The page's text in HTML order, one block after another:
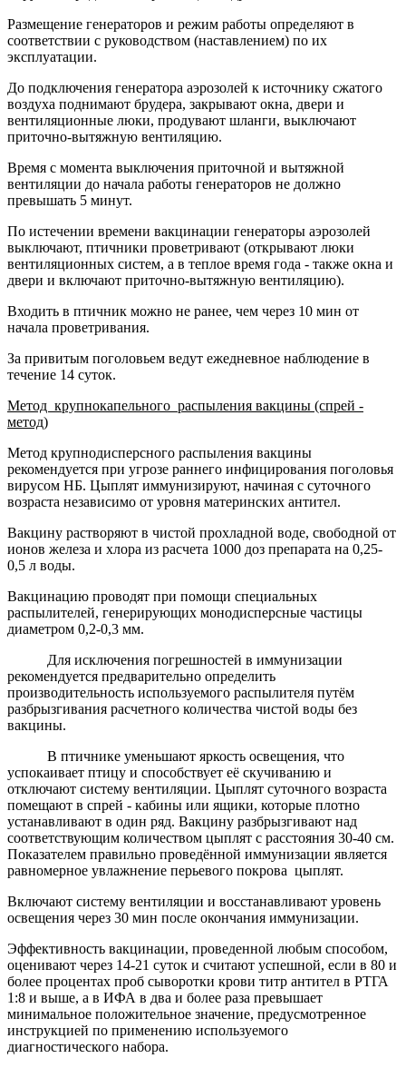
Размещение генераторов и режим работы определяют в
соответствии с руководством (наставлением) по их
эксплуатации.
До подключения генератора аэрозолей к источнику сжатого
воздуха поднимают брудера, закрывают окна, двери и
вентиляционные люки, продувают шланги, выключают
приточно-вытяжную вентиляцию.
Время с момента выключения приточной и вытяжной
вентиляции до начала работы генераторов не должно
превышать 5 минут.
По истечении времени вакцинации генераторы аэрозолей
выключают, птичники проветривают (открывают люки
вентиляционных систем, а в теплое время года - также окна и
двери и включают приточно-вытяжную вентиляцию).
Входить в птичник можно не ранее, чем через 10 мин от
начала проветривания.
За привитым поголовьем ведут ежедневное наблюдение в
течение 14 суток.
Метод крупнокапельного распыления вакцины (спрей -
метод)
Метод крупнодисперсного распыления вакцины
рекомендуется при угрозе раннего инфицирования поголовья
вирусом НБ. Цыплят иммунизируют, начиная с суточного
возраста независимо от уровня материнских антител.
Вакцину растворяют в чистой прохладной воде, свободной от
ионов железа и хлора из расчета 1000 доз препарата на 0,25-
0,5 л воды.
Вакцинацию проводят при помощи специальных
распылителей, генерирующих монодисперсные частицы
диаметром 0,2-0,3 мм.
Для исключения погрешностей в иммунизации
рекомендуется предварительно определить
производительность используемого распылителя путём
разбрызгивания расчетного количества чистой воды без
вакцины.
В птичнике уменьшают яркость освещения, что
успокаивает птицу и способствует её скучиванию и
отключают систему вентиляции. Цыплят суточного возраста
помещают в спрей - кабины или ящики, которые плотно
устанавливают в один ряд. Вакцину разбрызгивают над
соответствующим количеством цыплят с расстояния 30-40 см.
Показателем правильно проведённой иммунизации является
равномерное увлажнение перьевого покрова цыплят.
Включают систему вентиляции и восстанавливают уровень
освещения через 30 мин после окончания иммунизации.
Эффективность вакцинации, проведенной любым способом,
оценивают через 14-21 суток и считают успешной, если в 80 и
более процентах проб сыворотки крови титр антител в РТГА
1:8 и выше, а в ИФА в два и более раза превышает
минимальное положительное значение, предусмотренное
инструкцией по применению используемого
диагностического набора.